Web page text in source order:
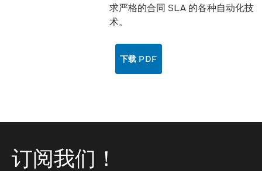
求严格的合同 SLA 的各种自动化技
术。
下载 PDF
订阅我们！